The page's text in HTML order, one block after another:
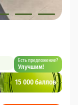
Есть предложение?
Улучшим!
15 000 баллов